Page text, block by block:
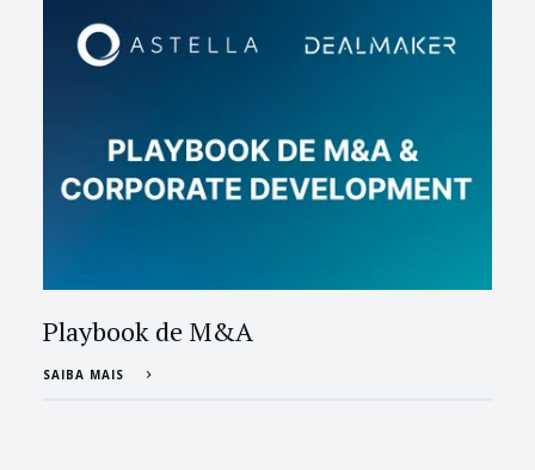
Playbook de M&A
SAIBA MAIS